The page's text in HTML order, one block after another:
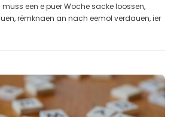
muss een e puer Woche sacke loossen,
rëmknaen an nach eemol verdauen, ier